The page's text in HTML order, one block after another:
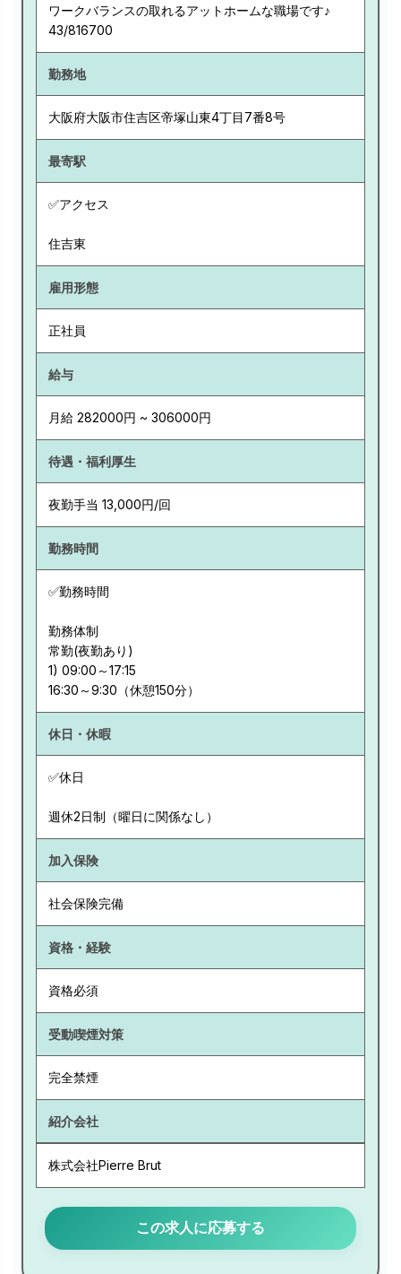
ワークバランスの取れるアットホームな職場です♪
43/816700
勤務地
大阪府大阪市住吉区帝塚山東4丁目7番8号
最寄駅
✅アクセス
住吉東
雇用形態
正社員
給与
月給 282000円 ~ 306000円
待遇・福利厚生
夜勤手当 13,000円/回
勤務時間
✅勤務時間
勤務体制
常勤(夜勤あり)
1) 09:00～17:15
休日・休暇
✅休日
週休2日制（曜日に関係なし）
加入保険
社会保険完備
資格・経験
資格必須
受動喫煙対策
完全禁煙
紹介会社
株式会社Pierre Brut
この求人に応募する